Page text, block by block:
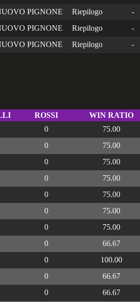
PIGNONE Riepilogo
-
PIGNONE Riepilogo
-
PIGNONE Riepilogo -
ROSSI
WIN RATIO
0
75.00
0
75.00
0
75.00
0
75.00
0
75.00
0
75.00
0
75.00
0
66.67
0
100.00
0
66.67
0
66.67